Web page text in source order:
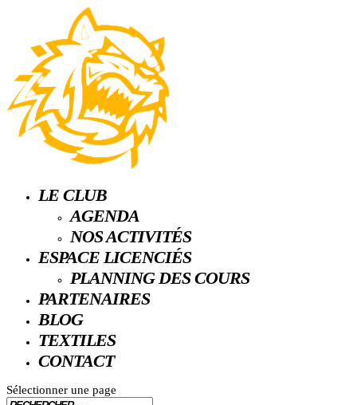
LE CLUB
AGENDA
NOS ACTIVITÉS
ESPACE LICENCIÉS
PLANNING DES COURS
PARTENAIRES
BLOG
TEXTILES
CONTACT
Sélectionner une page